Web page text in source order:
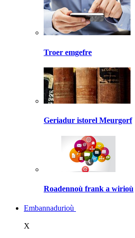
Troer emgefre
Geriadur istorel Meurgorf
Roadennoù frank a wirioù
Embannadurioù
X